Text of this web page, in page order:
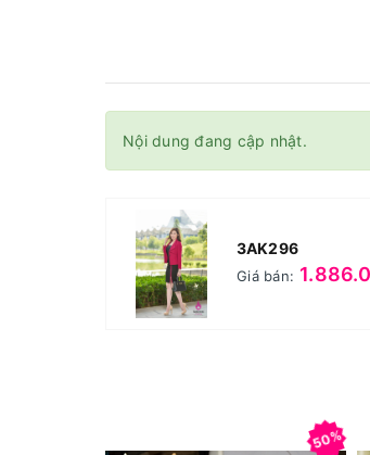
Nội dung đang cập nhật.
3AK296
Giá bán:
50%